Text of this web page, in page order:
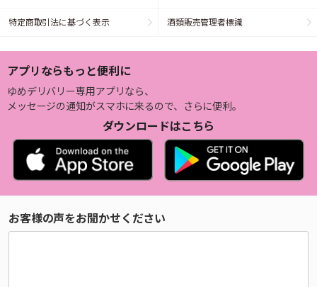
特定商取引法に基づく表示 酒類販売管理者標識
アプリならもっと便利に
ゆめデリバリー専用アプリなら、
メッセージの通知がスマホに来るので、さらに便利。
ダウンロードはこちら
お客様の声をお聞かせください